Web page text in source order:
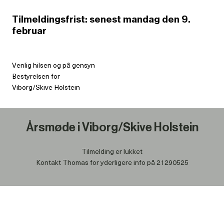
Tilmeldingsfrist: senest mandag den 9.
februar
Venlig hilsen og på gensyn
Bestyrelsen for
Viborg/Skive Holstein
Årsmøde i Viborg/Skive Holstein
Tilmelding er lukket
Kontakt Thomas for yderligere info på 21290525